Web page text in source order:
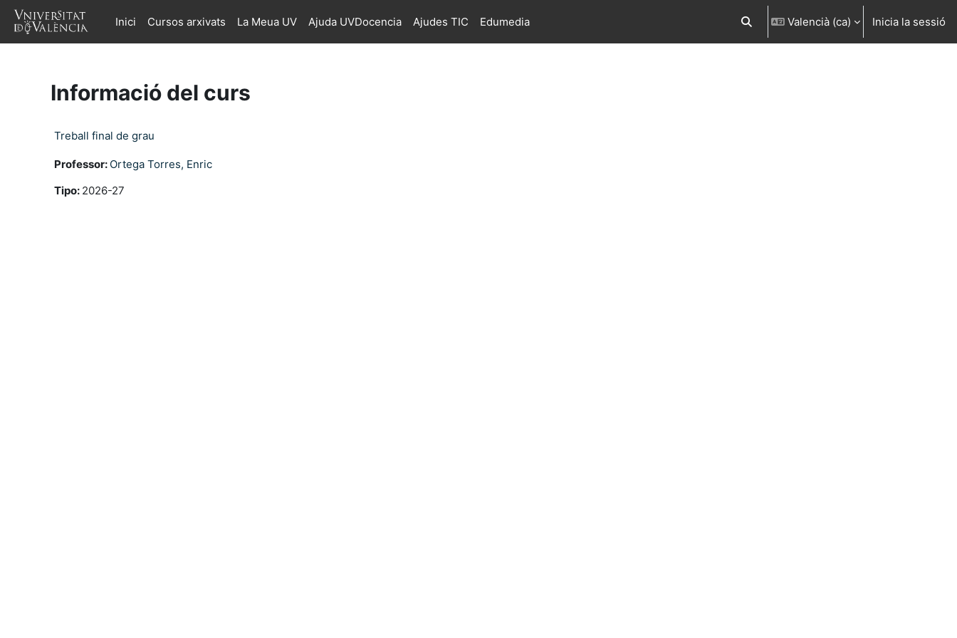
Ves al contingut principal
Inici
Cursos arxivats La Meua UV Ajuda UVDocencia Ajudes TIC Edumedia Commuta l'entrada de la cerca
Valencià ‎(ca)‎ Inicia la sessió
Informació del curs
Treball final de grau
Professor: Ortega Torres, Enric
Tipo: 2026-27